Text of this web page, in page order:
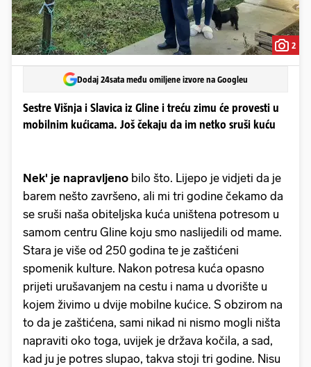
2
Dodaj 24sata među omiljene izvore na Googleu
Sestre Višnja i Slavica iz Gline i treću zimu će provesti u
mobilnim kućicama. Još čekaju da im netko sruši kuću
Nek' je napravljeno bilo što. Lijepo je vidjeti da je
barem nešto završeno, ali mi tri godine čekamo da
se sruši naša obiteljska kuća uništena potresom u
samom centru Gline koju smo naslijedili od mame.
Stara je više od 250 godina te je zaštićeni
spomenik kulture. Nakon potresa kuća opasno
prijeti urušavanjem na cestu i nama u dvorište u
kojem živimo u dvije mobilne kućice. S obzirom na
to da je zaštićena, sami nikad ni nismo mogli ništa
napraviti oko toga, uvijek je država kočila, a sad,
kad ju je potres slupao, takva stoji tri godine. Nisu